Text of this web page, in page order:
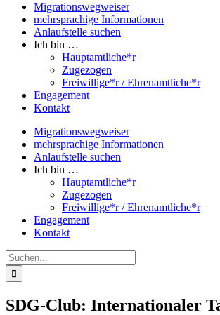
Migrationswegweiser
mehrsprachige Informationen
Anlaufstelle suchen
Ich bin …
Hauptamtliche*r
Zugezogen
Freiwillige*r / Ehrenamtliche*r
Engagement
Kontakt
Migrationswegweiser
mehrsprachige Informationen
Anlaufstelle suchen
Ich bin …
Hauptamtliche*r
Zugezogen
Freiwillige*r / Ehrenamtliche*r
Engagement
Kontakt
Suche
nach:
SDG-Club: Internationaler